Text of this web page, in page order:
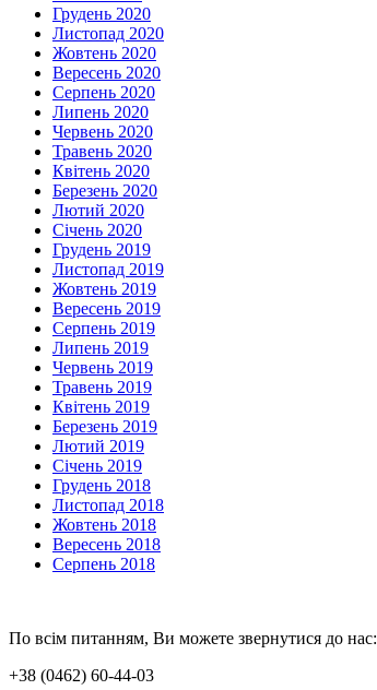
Грудень 2020
Листопад 2020
Жовтень 2020
Вересень 2020
Серпень 2020
Липень 2020
Червень 2020
Травень 2020
Квітень 2020
Березень 2020
Лютий 2020
Січень 2020
Грудень 2019
Листопад 2019
Жовтень 2019
Вересень 2019
Серпень 2019
Липень 2019
Червень 2019
Травень 2019
Квітень 2019
Березень 2019
Лютий 2019
Січень 2019
Грудень 2018
Листопад 2018
Жовтень 2018
Вересень 2018
Серпень 2018
По всім питанням, Ви можете звернутися до нас:
+38 (0462) 60-44-03